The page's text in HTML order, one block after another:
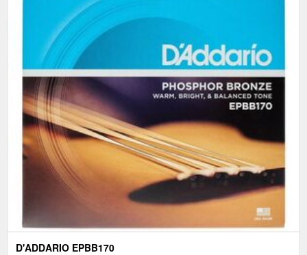
D'ADDARIO EPBB170